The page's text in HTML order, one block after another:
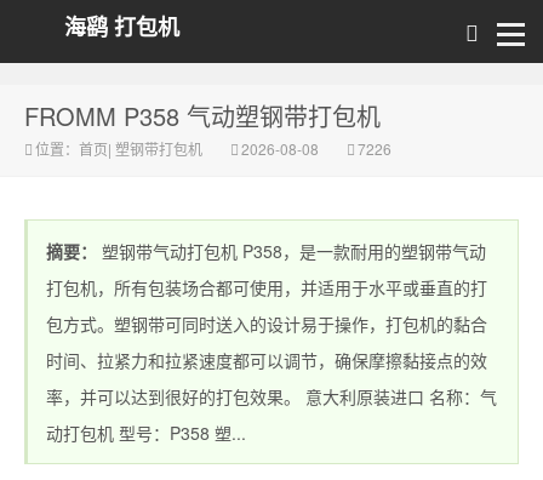
海鹞 打包机
FROMM P358 气动塑钢带打包机
位置： 首页| 塑钢带打包机 2026-08-08 7226
摘要：
塑钢带气动打包机 P358，是一款耐用的塑钢带气动
打包机，所有包装场合都可使用，并适用于水平或垂直的打
包方式。塑钢带可同时送入的设计易于操作，打包机的黏合
时间、拉紧力和拉紧速度都可以调节，确保摩擦黏接点的效
率，并可以达到很好的打包效果。 意大利原装进口 名称：气
动打包机 型号：P358 塑...